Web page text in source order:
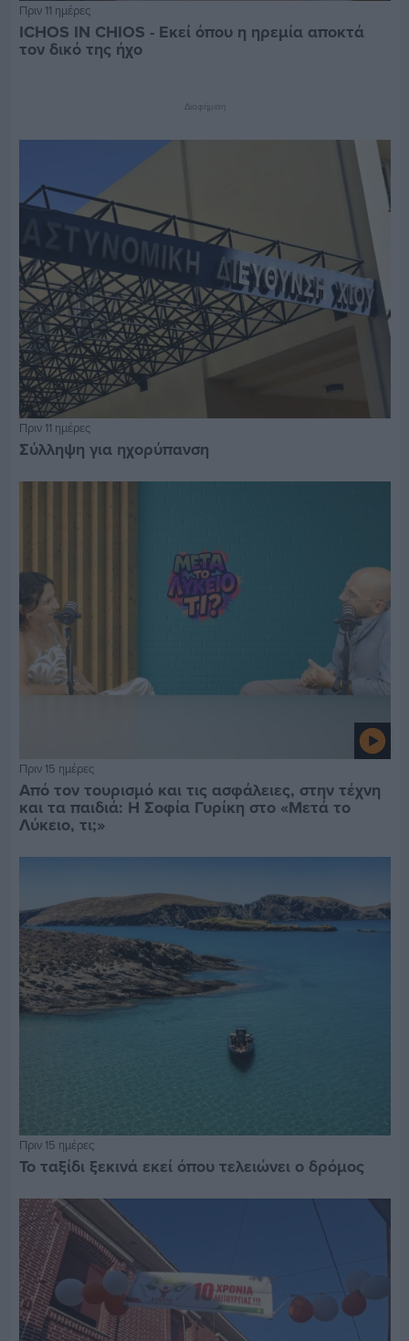
Πριν 11 ημέρες
ICHOS IN CHIOS - Εκεί όπου η ηρεμία αποκτά
τον δικό της ήχο
Διαφήμιση
Πριν 11 ημέρες
Σύλληψη για ηχορύπανση
Πριν 15 ημέρες
Από τον τουρισμό και τις ασφάλειες, στην τέχνη
και τα παιδιά: Η Σοφία Γυρίκη στο «Μετά το
Λύκειο, τι;»
Πριν 15 ημέρες
Το ταξίδι ξεκινά εκεί όπου τελειώνει ο δρόμος